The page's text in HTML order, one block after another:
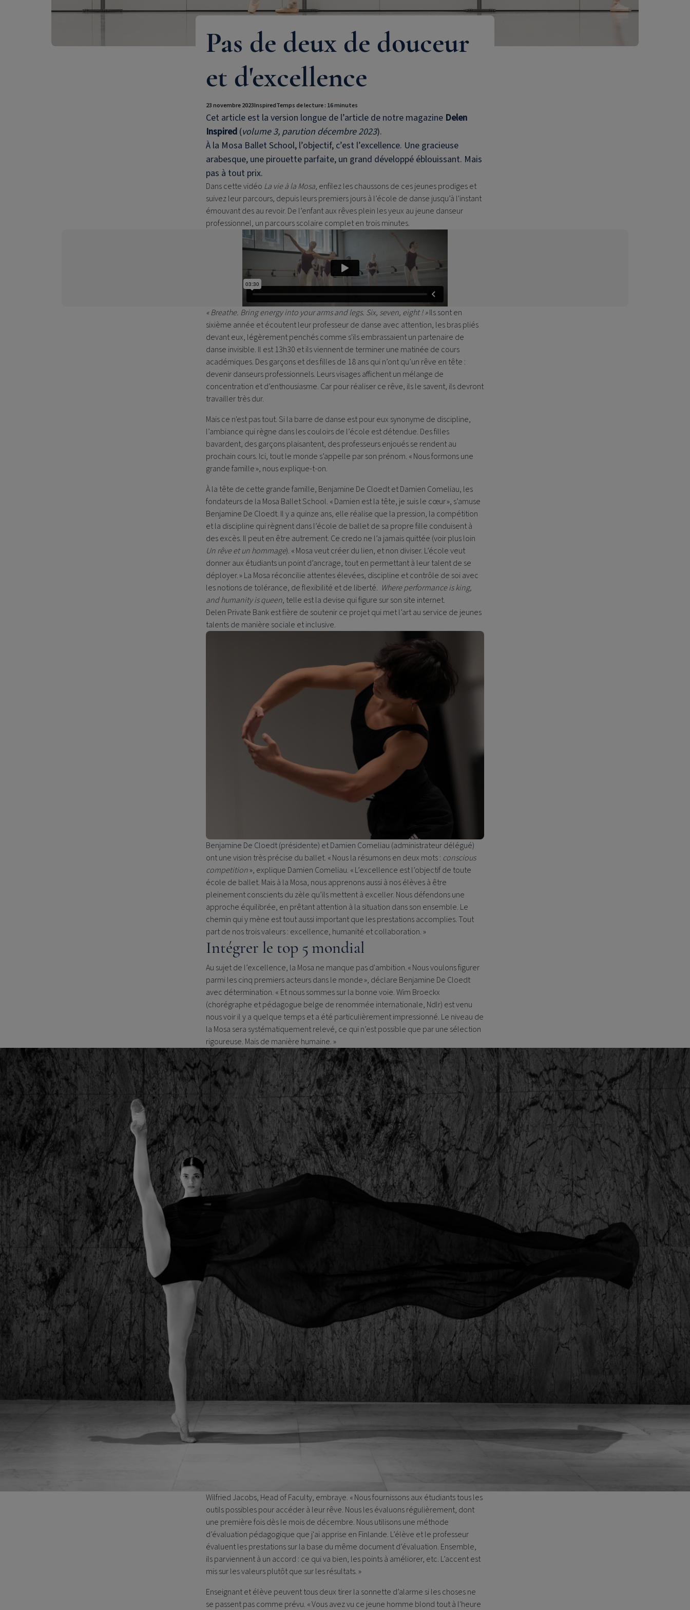
Pas de deux de douceur
et d'excellence
23 novembre 2023InspiredTemps de lecture : 16 minutes
Cet article est la version longue de l’article de notre magazine Delen
Inspired (volume 3, parution décembre 2023).
À la Mosa Ballet School, l’objectif, c’est l’excellence. Une gracieuse
arabesque, une pirouette parfaite, un grand développé éblouissant. Mais
pas à tout prix.
Dans cette vidéo La vie à la Mosa, enfilez les chaussons de ces jeunes prodiges et
suivez leur parcours, depuis leurs premiers jours à l’école de danse jusqu’à l'instant
émouvant des au revoir. De l’enfant aux rêves plein les yeux au jeune danseur
professionnel, un parcours scolaire complet en trois minutes.
« Breathe. Bring energy into your arms and legs. Six, seven, eight ! »Ils sont en
sixième année et écoutent leur professeur de danse avec attention, les bras pliés
devant eux, légèrement penchés comme s'ils embrassaient un partenaire de
danse invisible. Il est 13h30 et ils viennent de terminer une matinée de cours
académiques. Des garçons et des filles de 18 ans qui n’ont qu’un rêve en tête :
devenir danseurs professionnels. Leurs visages affichent un mélange de
concentration et d’enthousiasme. Car pour réaliser ce rêve, ils le savent, ils devront
travailler très dur.
Mais ce n'est pas tout. Si la barre de danse est pour eux synonyme de discipline,
l’ambiance qui règne dans les couloirs de l’école est détendue. Des filles
bavardent, des garçons plaisantent, des professeurs enjoués se rendent au
prochain cours. Ici, tout le monde s’appelle par son prénom. « Nous formons une
grande famille », nous explique-t-on.
À la tête de cette grande famille, Benjamine De Cloedt et Damien Comeliau, les
fondateurs de la Mosa Ballet School. « Damien est la tête, je suis le cœur », s’amuse
Benjamine De Cloedt. Il y a quinze ans, elle réalise que la pression, la compétition
et la discipline qui règnent dans l’école de ballet de sa propre fille conduisent à
des excès. Il peut en être autrement. Ce credo ne l’a jamais quittée (voir plus loin
Un rêve et un hommage). « Mosa veut créer du lien, et non diviser. L’école veut
donner aux étudiants un point d’ancrage, tout en permettant à leur talent de se
déployer. » La Mosa réconcilie attentes élevées, discipline et contrôle de soi avec
les notions de tolérance, de flexibilité et de liberté. Where performance is king,
and humanity is queen, telle est la devise qui figure sur son site internet.
Delen Private Bankest fière de soutenir ce projet qui met l’art au service de jeunes
talents de manière sociale et inclusive.
Benjamine De Cloedt (présidente) et Damien Comeliau (administrateur délégué)
ont une vision très précise du ballet. « Nous la résumons en deux mots : conscious
competition», explique Damien Comeliau. « L’excellence est l’objectif de toute
école de ballet. Mais à la Mosa, nous apprenons aussi à nos élèves à être
pleinement conscients du zèle qu’ils mettent à exceller. Nous défendons une
approche équilibrée, en prêtant attention à la situation dans son ensemble. Le
chemin qui y mène est tout aussi important que les prestations accomplies. Tout
part de nos trois valeurs : excellence, humanité et collaboration. »
Intégrer le top 5 mondial
Au sujet de l’excellence, la Mosa ne manque pas d'ambition. « Nous voulons figurer
parmi les cinq premiers acteurs dans le monde », déclare Benjamine De Cloedt
avec détermination. « Et nous sommes sur la bonne voie. Wim Broeckx
(chorégraphe et pédagogue belge de renommée internationale, Ndlr) est venu
nous voir il y a quelque temps et a été particulièrement impressionné. Le niveau de
la Mosa sera systématiquement relevé, ce qui n’est possible que par une sélection
rigoureuse. Mais de manière humaine. »
Wilfried Jacobs, Head of Faculty, embraye. « Nous fournissons aux étudiants tous les
outils possibles pour accéder à leur rêve. Nous les évaluons régulièrement, dont
une première fois dès le mois de décembre. Nous utilisons une méthode
d’évaluation pédagogique que j'ai apprise en Finlande. L’élève et le professeur
évaluent les prestations sur la base du même document d’évaluation. Ensemble,
ils parviennent à un accord : ce qui va bien, les points à améliorer, etc. L’accent est
mis sur les valeurs plutôt que sur les résultats. »
Enseignant et élève peuvent tous deux tirer la sonnette d’alarme si les choses ne
se passent pas comme prévu. « Vous avez vu ce jeune homme blond tout à l'heure